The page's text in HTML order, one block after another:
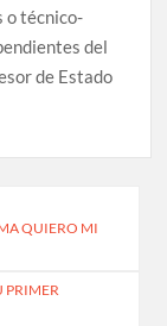
o técnico-
del
de Estado
QUIERO MI
PRIMER